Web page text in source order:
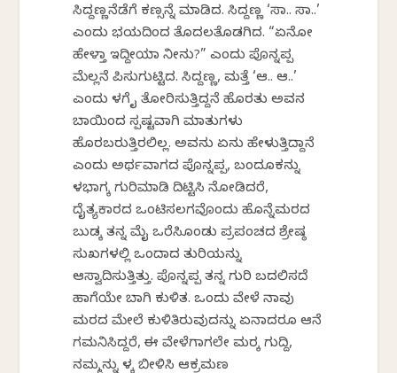
ಸಿದ್ದಣ್ಣನೆಡೆಗೆ ಕಣ್ಸನ್ನೆ ಮಾಡಿದ. ಸಿದ್ದಣ್ಣ ‘ಸಾ.. ಸಾ..’
ಎಂದು ಭಯದಿಂದ ತೊದಲತೊಡಗಿದ. “ಏನೋ
ಹೇಳ್ತಾ ಇದ್ದೀಯಾ ನೀನು?” ಎಂದು ಪೊನ್ನಪ್ಪ
ಮೆಲ್ಲನೆ ಪಿಸುಗುಟ್ಟಿದ. ಸಿದ್ದಣ್ಣ, ಮತ್ತೆ ‘ಆ.. ಆ..’
ಎಂದು ಕೆಳಗೆ ಕೈ ತೋರಿಸುತ್ತಿದ್ದನೆ ಹೊರತು ಅವನ
ಬಾಯಿಂದ ಸ್ಪಷ್ಟವಾಗಿ ಮಾತುಗಳು
ಹೊರಬರುತ್ತಿರಲಿಲ್ಲ. ಅವನು ಏನು ಹೇಳುತ್ತಿದ್ದಾನೆ
ಎಂದು ಅರ್ಥವಾಗದ ಪೊನ್ನಪ್ಪ, ಬಂದೂಕನ್ನು
ಕೆಳಭಾಗಕ್ಕೆ ಗುರಿಮಾಡಿ ದಿಟ್ಟಿಸಿ ನೋಡಿದರೆ,
ದೈತ್ಯಕಾರದ ಒಂಟಿಸಲಗವೊಂದು ಹೊನ್ನೆಮರದ
ಬುಡಕ್ಕೆ ತನ್ನ ಮೈ ಒರೆಸಿಕೊಂಡು ಪ್ರಪಂಚದ ಶ್ರೇಷ್ಠ
ಸುಖಗಳಲ್ಲಿ ಒಂದಾದ ತುರಿಕೆಯನ್ನು
ಆಸ್ವಾದಿಸುತ್ತಿತ್ತು. ಪೊನ್ನಪ್ಪ ತನ್ನ ಗುರಿ ಬದಲಿಸದೆ
ಹಾಗೆಯೇ ಬಾಗಿ ಕುಳಿತ. ಒಂದು ವೇಳೆ ನಾವು
ಮರದ ಮೇಲೆ ಕುಳಿತಿರುವುದನ್ನು ಏನಾದರೂ ಆನೆ
ಗಮನಿಸಿದ್ದರೆ, ಈ ವೇಳೆಗಾಗಲೇ ಮರಕ್ಕೆ ಗುದ್ದಿ,
ನಮ್ಮನ್ನು ಕೆಳಕ್ಕೆ ಬೀಳಿಸಿ ಆಕ್ರಮಣ